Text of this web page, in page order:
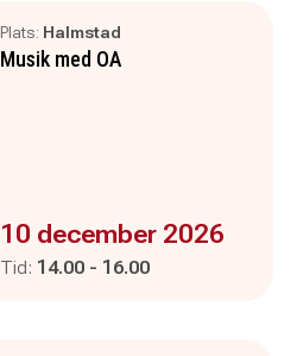
Plats: Halmstad
Musik med OA
Evenemanget är :
10 december 2026
Tid: Pågår mellan
14.00 - och
16.00